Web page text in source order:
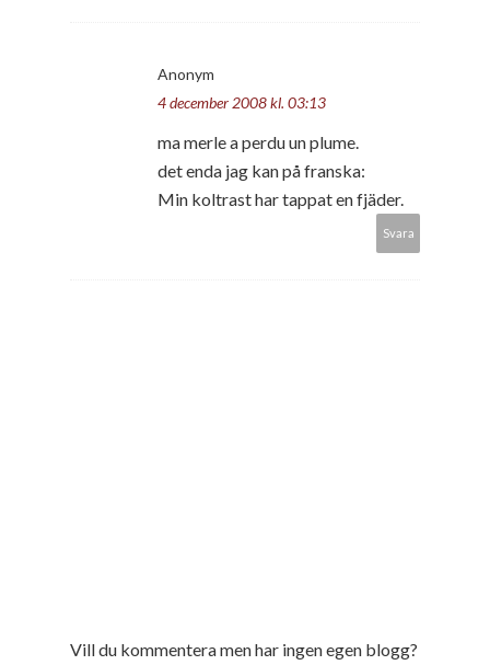
Anonym
4 december 2008 kl. 03:13
ma merle a perdu un plume.
det enda jag kan på franska:
Min koltrast har tappat en fjäder.
Svara
Vill du kommentera men har ingen egen blogg?